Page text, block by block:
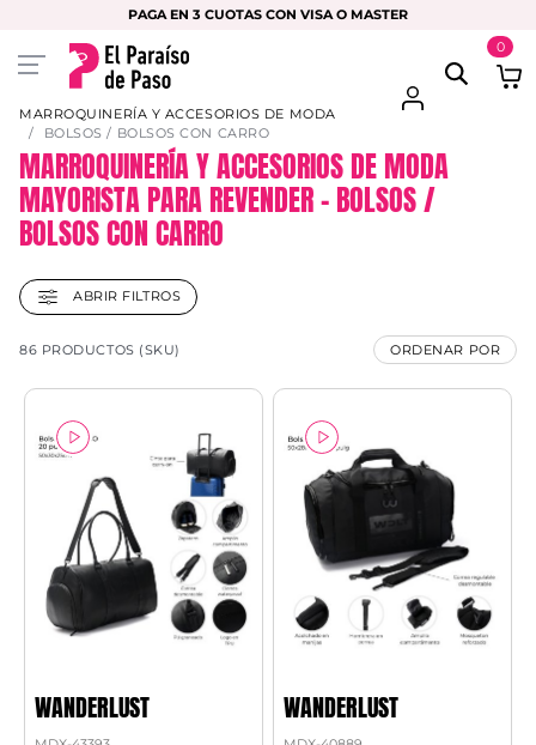
PAGA EN 3 CUOTAS CON VISA O MASTER
0
MARROQUINERÍA Y ACCESORIOS DE MODA
BOLSOS / BOLSOS CON CARRO
MARROQUINERÍA Y ACCESORIOS DE MODA
MAYORISTA PARA REVENDER – BOLSOS /
BOLSOS CON CARRO
ABRIR FILTROS
86 PRODUCTOS (SKU) ORDENAR POR
WANDERLUST WANDERLUST